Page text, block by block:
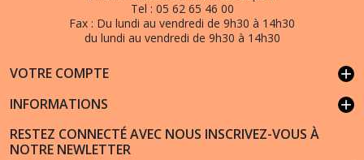
Tel : 05 62 65 46 00
Fax : Du lundi au vendredi de 9h30 à 14h30
du lundi au vendredi de 9h30 à 14h30
VOTRE COMPTE add
INFORMATIONS add
RESTEZ CONNECTÉ AVEC NOUS INSCRIVEZ-VOUS À
NOTRE NEWLETTER